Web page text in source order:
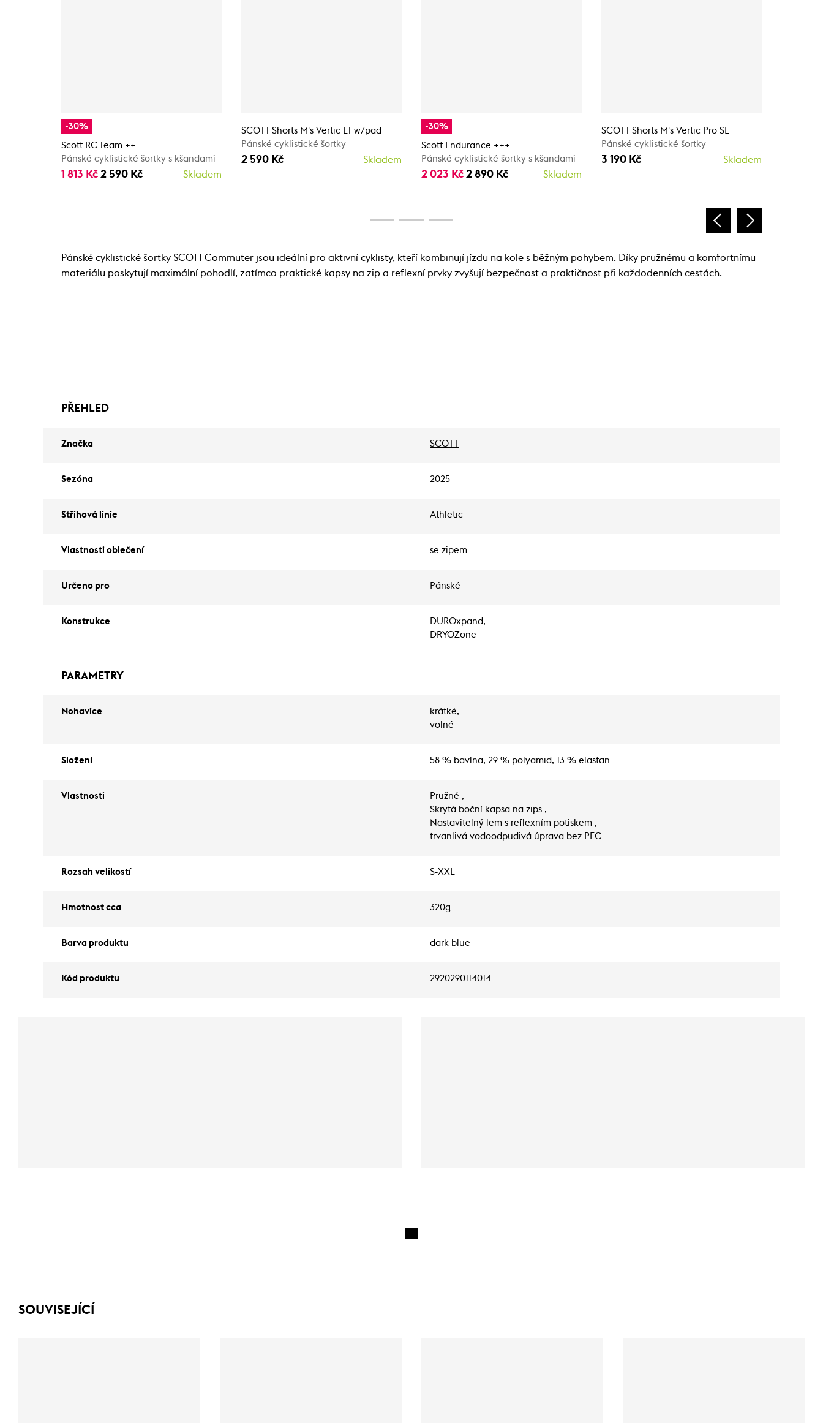
-30%
Scott RC Team ++
Pánské cyklistické šortky s kšandami
1 813 Kč 2 590 Kč Skladem
SCOTT Shorts M's Vertic LT w/pad
Pánské cyklistické šortky
2 590 Kč Skladem
-30%
Scott Endurance +++
Pánské cyklistické šortky s kšandami
2 023 Kč 2 890 Kč Skladem
SCOTT Shorts M's Vertic Pro SL
Pánské cyklistické šortky
3 190 Kč Skladem
Pánské cyklistické šortky SCOTT Commuter jsou ideální pro aktivní cyklisty, kteří kombinují jízdu na kole s běžným pohybem. Díky pružnému a komfortnímu
materiálu poskytují maximální pohodlí, zatímco praktické kapsy na zip a reflexní prvky zvyšují bezpečnost a praktičnost při každodenních cestách.
PŘEHLED
Značka SCOTT
Sezóna 2025
Střihová linie Athletic
Vlastnosti oblečení se zipem
Určeno pro Pánské
Konstrukce
DUROxpand,
DRYOZone
PARAMETRY
Nohavice
krátké,
volné
Složení 58 % bavlna, 29 % polyamid, 13 % elastan
Vlastnosti
Pružné ,
Skrytá boční kapsa na zips ,
Nastavitelný lem s reflexním potiskem ,
trvanlivá vodoodpudivá úprava bez PFC
Rozsah velikostí S-XXL
Hmotnost cca 320g
Barva produktu dark blue
Kód produktu 2920290114014
SOUVISEJÍCÍ